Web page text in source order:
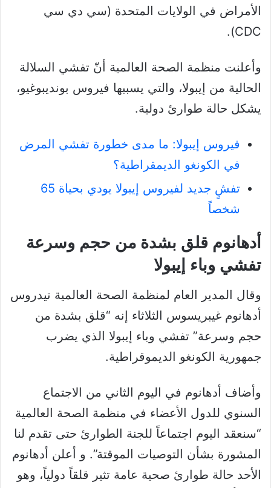
الأمراض في الولايات المتحدة (سي دي سي
CDC).
وأعلنت منظمة الصحة العالمية أنّ تفشي السلالة
الحالية من إيبولا، والتي يسببها فيروس بونديبوغيو،
يشكل حالة طوارئ دولية.
فيروس إيبولا: ما مدى خطورة تفشي المرض
في الكونغو الديمقراطية؟
تفشٍ جديد لفيروس إيبولا يودي بحياة 65
شخصاً
أدهانوم قلق بشدة من حجم وسرعة
تفشي وباء إيبولا
وقال المدير العام لمنظمة الصحة العالمية تيدروس
أدهانوم غيبريسوس الثلاثاء إنه “قلق بشدة من
حجم وسرعة” تفشي وباء إيبولا الذي يضرب
جمهورية الكونغو الديموقراطية.
وأضاف أدهانوم في اليوم الثاني من الاجتماع
السنوي للدول الأعضاء في منظمة الصحة العالمية
“سنعقد اليوم اجتماعاً للجنة الطوارئ حتى تقدم لنا
المشورة بشأن التوصيات الموقتة”. و أعلن أدهانوم
الأحد حالة طوارئ صحية عامة تثير قلقاً دولياً، وهو